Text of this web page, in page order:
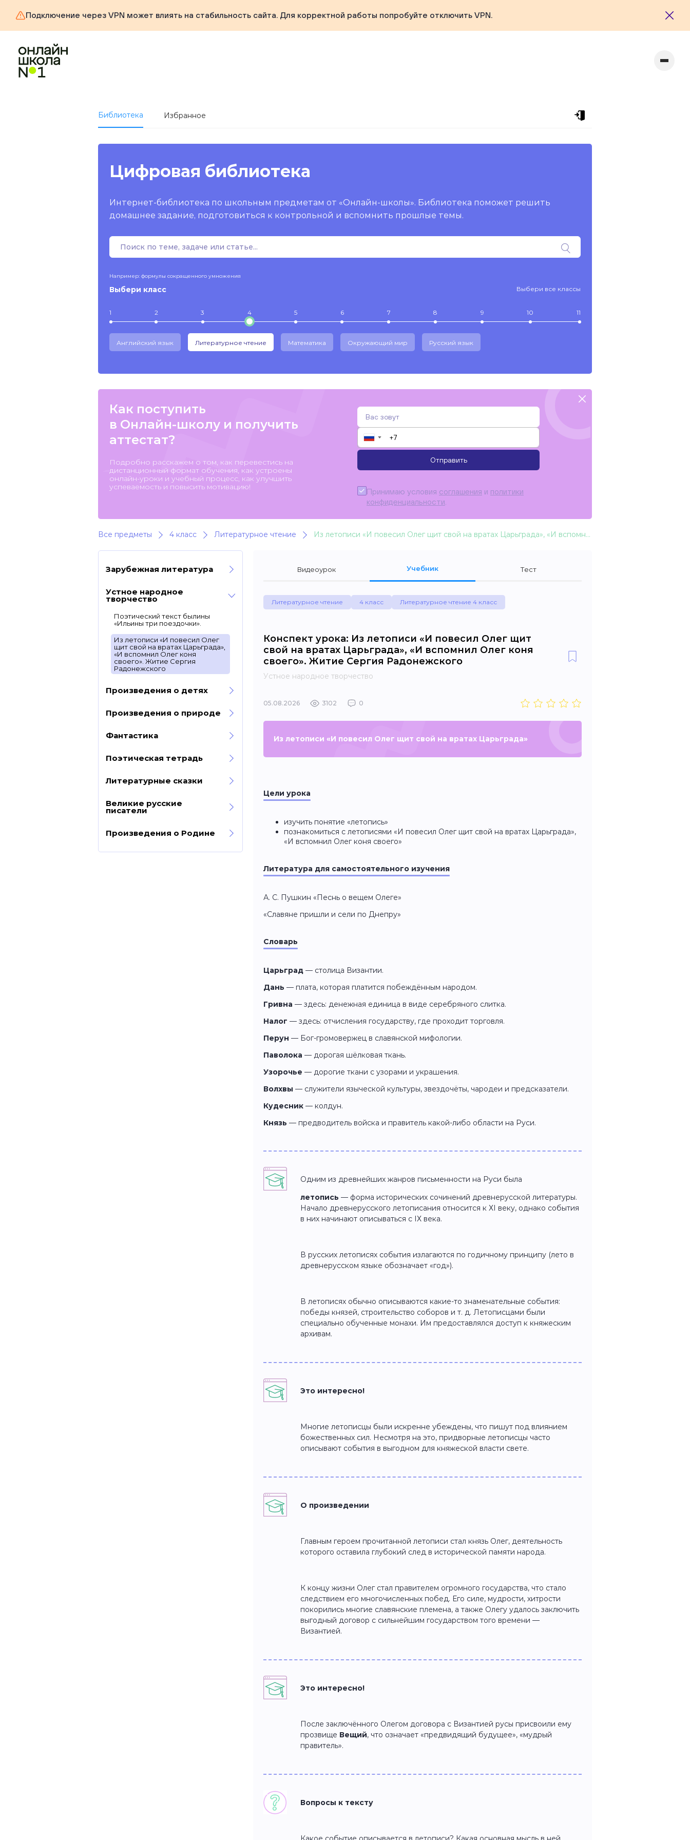
Подключение через VPN может влиять на стабильность сайта. Для корректной работы попробуйте отключить VPN.
Библиотека Избранное
Цифровая библиотека
Интернет-библиотека по школьным предметам от «Онлайн-школы». Библиотека поможет решить
домашнее задание, подготовиться к контрольной и вспомнить прошлые темы.
Например: формулы сокращенного умножения
Выбери класс Выбери все классы
1 2 3 4 5 6 7 8 9 10 11
Английский язык Литературное чтение Математика Окружающий мир Русский язык
Как поступить
в Онлайн-школу и получить
аттестат?
Подробно расскажем о том, как перевестись на
дистанционный формат обучения, как устроены
онлайн-уроки и учебный процесс, как улучшить
успеваемость и повысить мотивацию!
▼
Отправить
Принимаю условия соглашения и политики
конфиденциальности
Все предметы 4 класс Литературное чтение Из летописи «И повесил Олег щит свой на вратах Царьграда», «И вспомнил Олег коня своего». Житие Сергия Радонежского
Зарубежная литература
Устное народное
творчество
Поэтический текст былины
«Ильины три поездочки».
Из летописи «И повесил Олег
щит свой на вратах Царьграда»,
«И вспомнил Олег коня
своего». Житие Сергия
Радонежского
Произведения о детях
Произведения о природе
Фантастика
Поэтическая тетрадь
Литературные сказки
Великие русские
писатели
Произведения о Родине
Видеоурок Учебник Тест
Литературное чтение 4 класс Литературное чтение 4 класс
Конспект урока: Из летописи «И повесил Олег щит
свой на вратах Царьграда», «И вспомнил Олег коня
своего». Житие Сергия Радонежского
Устное народное творчество
05.08.2026 3102 0
Из летописи «И повесил Олег щит свой на вратах Царьграда»
Цели урока
изучить понятие «летопись»
познакомиться с летописями «И повесил Олег щит свой на вратах Царьграда»,
«И вспомнил Олег коня своего»
Литература для самостоятельного изучения
А. С. Пушкин «Песнь о вещем Олеге»
«Славяне пришли и сели по Днепру»
Словарь
Царьград — столица Византии.
Дань — плата, которая платится побеждённым народом.
Гривна — здесь: денежная единица в виде серебряного слитка.
Налог — здесь: отчисления государству, где проходит торговля.
Перун — Бог-громовержец в славянской мифологии.
Паволока — дорогая шёлковая ткань.
Узорочье — дорогие ткани с узорами и украшения.
Волхвы — служители языческой культуры, звездочёты, чародеи и предсказатели.
Кудесник — колдун.
Князь — предводитель войска и правитель какой-либо области на Руси.
Одним из древнейших жанров письменности на Руси была
летопись — форма исторических сочинений древнерусской литературы.
Начало древнерусского летописания относится к ХI веку, однако события
в них начинают описываться с IХ века.
В русских летописях события излагаются по годичному принципу (лето в
древнерусском языке обозначает «год»).
В летописях обычно описываются какие-то знаменательные события:
победы князей, строительство соборов и т. д. Летописцами были
специально обученные монахи. Им предоставлялся доступ к княжеским
архивам.
Это интересно!
Многие летописцы были искренне убеждены, что пишут под влиянием
божественных сил. Несмотря на это, придворные летописцы часто
описывают события в выгодном для княжеской власти свете.
О произведении
Главным героем прочитанной летописи стал князь Олег, деятельность
которого оставила глубокий след в исторической памяти народа.
К концу жизни Олег стал правителем огромного государства, что стало
следствием его многочисленных побед. Его силе, мудрости, хитрости
покорились многие славянские племена, а также Олегу удалось заключить
выгодный договор с сильнейшим государством того времени —
Византией.
Это интересно!
После заключённого Олегом договора с Византией русы присвоили ему
прозвище Вещий, что означает «предвидящий будущее», «мудрый
правитель».
Вопросы к тексту